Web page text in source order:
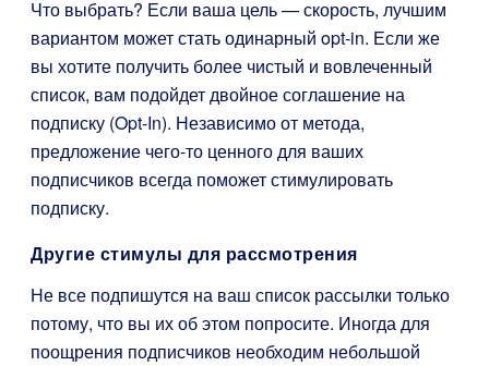
Что выбрать? Если ваша цель — скорость, лучшим
вариантом может стать одинарный opt-in. Если же
вы хотите получить более чистый и вовлеченный
список, вам подойдет двойное соглашение на
подписку (Opt-In). Независимо от метода,
предложение чего-то ценного для ваших
подписчиков всегда поможет стимулировать
подписку.
Другие стимулы для рассмотрения
Не все подпишутся на ваш список рассылки только
потому, что вы их об этом попросите. Иногда для
поощрения подписчиков необходим небольшой